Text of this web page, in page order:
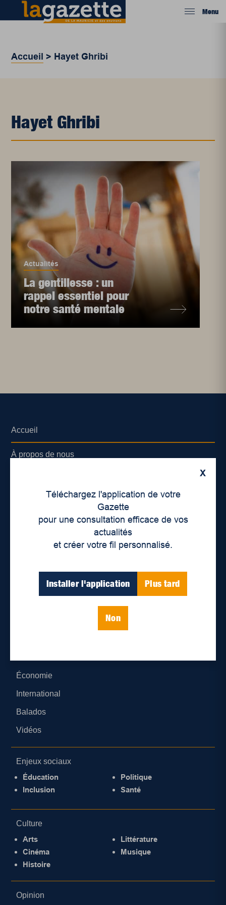
Menu
Accueil > Hayet Ghribi
Hayet Ghribi
Actualités
La gentillesse : un
rappel essentiel pour
notre santé mentale
X
Téléchargez l'application de votre
Gazette
pour une consultation efficace de vos
actualités
et créer votre fil personnalisé.
Installer l'application Plus tard
Non
Accueil
À propos de nous
Lieux de distribution
Économie
International
Balados
Vidéos
Enjeux sociaux
Éducation
Inclusion
Politique
Santé
Culture
Arts
Cinéma
Histoire
Littérature
Musique
Opinion